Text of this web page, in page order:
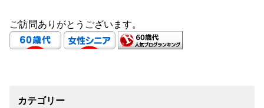
ご訪問ありがとうございます。
カテゴリー